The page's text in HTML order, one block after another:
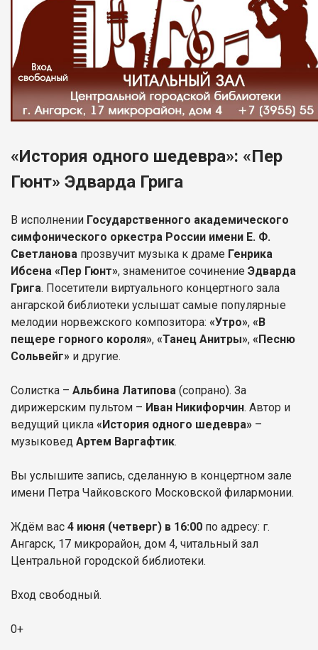
«История одного шедевра»: «Пер
Гюнт» Эдварда Грига
В исполнении Государственного академического
симфонического оркестра России имени Е. Ф.
Светланова прозвучит музыка к драме Генрика
Ибсена «Пер Гюнт», знаменитое сочинение Эдварда
Грига. Посетители виртуального концертного зала
ангарской библиотеки услышат самые популярные
мелодии норвежского композитора: «Утро», «В
пещере горного короля», «Танец Анитры», «Песню
Сольвейг» и другие.
Солистка – Альбина Латипова (сопрано). За
дирижерским пультом – Иван Никифорчин. Автор и
ведущий цикла «История одного шедевра» –
музыковед Артем Варгафтик.
Вы услышите запись, сделанную в концертном зале
имени Петра Чайковского Московской филармонии.
Ждём вас 4 июня (четверг) в 16:00 по адресу: г.
Ангарск, 17 микрорайон, дом 4, читальный зал
Центральной городской библиотеки.
Вход свободный.
0+